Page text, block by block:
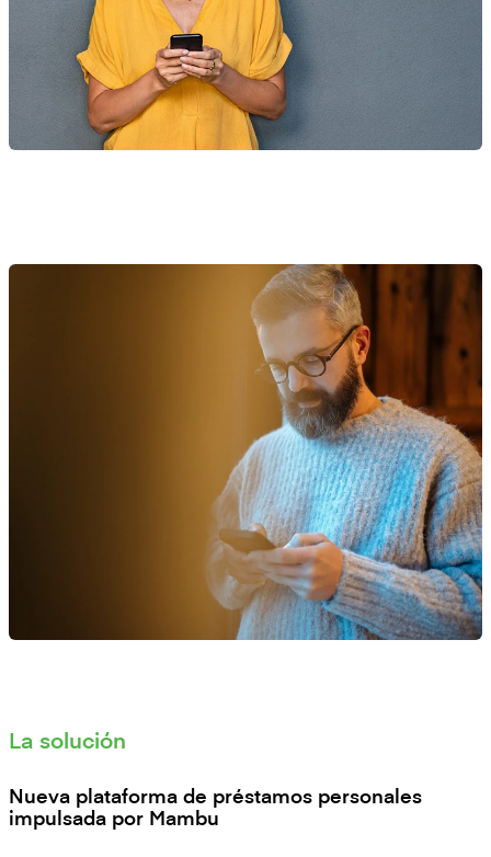
La solución
Nueva plataforma de préstamos personales
impulsada por Mambu